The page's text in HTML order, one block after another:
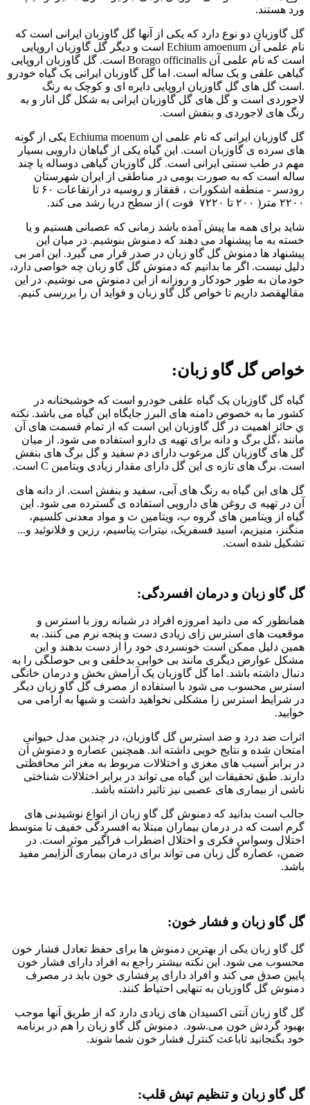
ورد هستند.
گل گاوزبان دو نوع دارد که یکی از آنها گل گاوزبان ایرانی است که
نام علمی آن Echium amoenum است و دیگر گل گاوزبان اروپایی
است که نام علمی آن Borago officinalis است. گل گاوزبان اروپایی
گیاهی علفی و یک ساله است. اما گل گاوزبان ایرانی یک گیاه خودرو
.است گل های گل گاوزبان اروپایی دایره ای و کوچک به رنگ
لاجوردی است و گل های گل گاوزبان ایرانی به شکل گل انار و به
رنگ های لاجوردی و بنفش است.
گل گاوزبان ایرانی که نام علمی ان Echiuma moenum یکی از گونه
های سرده ی گاوزبان است. این گیاه یکی از گیاهان دارویی بسیار
مهم در طب سنتی ایرانی است. گل گاوزبان گیاهی دوساله یا چند
ساله است که به صورت بومی در مناطقی از ایران شهرستان
رودسر - منطقه اشکورات ، قفقاز و روسیه در ارتفاعات ۶۰ تا
۲۲۰۰ متر( ۲۰۰ تا ۷۲۲۰ فوت ) از سطح دریا رشد می کند.
شاید برای همه ما پیش آمده باشد زمانی که عصبانی هستیم و یا
خسته به ما پیشنهاد می دهند که دمنوش بنوشیم. در میان این
پیشنهاد ها دمنوش گل گاو زبان در صدر قرار می گیرد. این امر بی
دلیل نیست. اگر ما بدانیم که دمنوش گل گاو زبان چه خواصی دارد،
خودمان به طور خودکار و روزانه از این دمنوش می نوشیم. در این
مقالهقصد داریم تا خواص گل گاو زبان و فواید آن را بررسی کنیم.
خواص گل گاو زبان:
گیاه گل گاوزبان یک گیاه علفی خودرو است که خوشبختانه در
کشور ما به خصوص دامنه های البرز جایگاه این گیاه می باشد. نکته
ي حائز اهمیت در گل گاوزبان این است که از تمام قسمت های آن
مانند ،گل برگ و دانه برای تهيه ی دارو استفاده می شود. از میان
گل های گاوزبان گل مرغوب دارای دم سفید و گل برگ های بنفش
است. برگ های تازه ی این گل دارای مقدار زیادی ویتامین C است.
گل های این گیاه به رنگ های آبی، سفید و بنفش است. از دانه های
آن در تهیه ی روغن های دارویی استفاده ی گسترده می شود. این
گیاه از ویتامین های گروه ب، ویتامین ث و مواد معدنی کلسیم،
منگنز، منیزیم، اسید فسفریک، نیترات پتاسیم، رزین و فلانوئید و...
تشکیل شده است.
گل گاو زبان و درمان افسردگی:
همانطور که می دانید امروزه افراد در شبانه روز با استرس و
موقعیت های استرس زای زیادی دست و پنجه نرم می کنند. به
همین دلیل ممکن است خونسردی خود را از دست بدهند و این
مشکل عوارض دیگری مانند بی خوابی بدخلقی و بی حوصلگی را به
دنبال داشته باشد. اما گل گاوزبان یک آرامش بخش و درمان خانگی
استرس محسوب می شود‌ با استفاده از مصرف گل گاو زبان دیگر
در شرایط استرس زا مشکلی نخواهید داشت و شبها به آرامی می
خوابید.
اثرات ضد درد و ضد استرس گل گاوزبان، در چندین مدل حیوانی
امتحان شده و نتایج خوبی داشته اند. همچنین عصاره و دمنوش آن
در برابر آسیب های مغزی و اختلالات مربوط به مغز اثر محافظتی
دارند. طبق تحقیقات این گیاه می تواند در برابر اختلالات شناختی
ناشی از بیماری های عصبی نیز تاثیر داشته باشد.
جالب است بدانید که دمنوش گل گاو زبان از انواع نوشیدنی های
گرم است که در درمان بیماران مبتلا به افسردگی خفیف تا متوسط
اختلال وسواس فکری و اختلال اضطراب فراگیر موثر است. در
ضمن، عصاره گل زبان می تواند برای درمان بیماری آلزایمر مفید
باشد.
گل گاو زبان و فشار خون:
گل گاو زبان یکی از بهترین دمنوش ها برای حفظ تعادل فشار خون
محسوب می شود. این نکته بیشتر راجع به افراد دارای فشار خون
پایین صدق می کند و افراد دارای پرفشاری خون باید در مصرف
دمنوش گل گاوزبان به تنهایی احتیاط کنند.
گل گاو زبان آنتی اکسیدان های زیادی دارد که از طریق آنها موجب
بهبود گردش خون می.شود. دمنوش گل گاو زبان را هم در برنامه
خود بگنجانید تاباعث کنترل فشار خون شما شوند.
گل گاو زبان و تنظیم تپش قلب: